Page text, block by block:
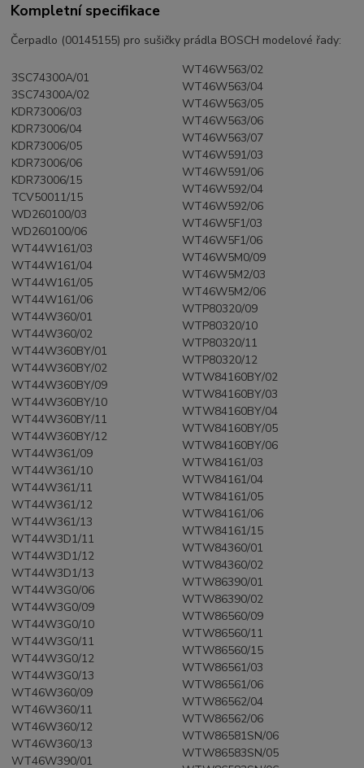
Kompletní specifikace
Čerpadlo (00145155) pro sušičky prádla BOSCH modelové řady:
3SC74300A/01
3SC74300A/02
KDR73006/03
KDR73006/04
KDR73006/05
KDR73006/06
KDR73006/15
TCV50011/15
WD260100/03
WD260100/06
WT44W161/03
WT44W161/04
WT44W161/05
WT44W161/06
WT44W360/01
WT44W360/02
WT44W360BY/01
WT44W360BY/02
WT44W360BY/09
WT44W360BY/10
WT44W360BY/11
WT44W360BY/12
WT44W361/09
WT44W361/10
WT44W361/11
WT44W361/12
WT44W361/13
WT44W3D1/11
WT44W3D1/12
WT44W3D1/13
WT44W3G0/06
WT44W3G0/09
WT44W3G0/10
WT44W3G0/11
WT44W3G0/12
WT44W3G0/13
WT46W360/09
WT46W360/11
WT46W360/12
WT46W360/13
WT46W390/01
WT46W563/02
WT46W563/04
WT46W563/05
WT46W563/06
WT46W563/07
WT46W591/03
WT46W591/06
WT46W592/04
WT46W592/06
WT46W5F1/03
WT46W5F1/06
WT46W5M0/09
WT46W5M2/03
WT46W5M2/06
WTP80320/09
WTP80320/10
WTP80320/11
WTP80320/12
WTW84160BY/02
WTW84160BY/03
WTW84160BY/04
WTW84160BY/05
WTW84160BY/06
WTW84161/03
WTW84161/04
WTW84161/05
WTW84161/06
WTW84161/15
WTW84360/01
WTW84360/02
WTW86390/01
WTW86390/02
WTW86560/09
WTW86560/11
WTW86560/15
WTW86561/03
WTW86561/06
WTW86562/04
WTW86562/06
WTW86581SN/06
WTW86583SN/05